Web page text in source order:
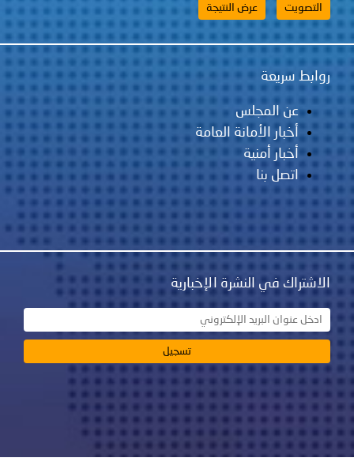
روابط سريعة
عن المجلس
أخبار الأمانة العامة
أخبار أمنية
اتصل بنا
الاشتراك في النشرة الإخبارية